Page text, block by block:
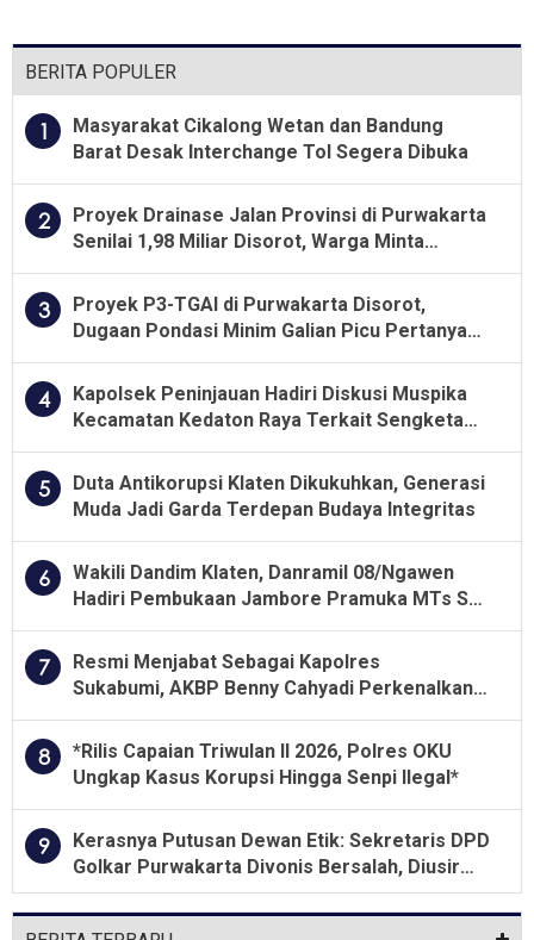
BERITA POPULER
1
Masyarakat Cikalong Wetan dan Bandung
Barat Desak Interchange Tol Segera Dibuka
2
Proyek Drainase Jalan Provinsi di Purwakarta
Senilai 1,98 Miliar Disorot, Warga Minta
Kualitas Pekerjaan Diawasi Ketat
3
Proyek P3-TGAI di Purwakarta Disorot,
Dugaan Pondasi Minim Galian Picu Pertanyaan
Besar soal Pengawasan
4
Kapolsek Peninjauan Hadiri Diskusi Muspika
Kecamatan Kedaton Raya Terkait Sengketa
Lahan Kelompok Tani Dengan PT. GNS
5
Duta Antikorupsi Klaten Dikukuhkan, Generasi
Muda Jadi Garda Terdepan Budaya Integritas
6
Wakili Dandim Klaten, Danramil 08/Ngawen
Hadiri Pembukaan Jambore Pramuka MTs Se-
Jawa Tengah 2026
7
Resmi Menjabat Sebagai Kapolres
Sukabumi, AKBP Benny Cahyadi Perkenalkan
Program Unggulan
8
*Rilis Capaian Triwulan II 2026, Polres OKU
Ungkap Kasus Korupsi Hingga Senpi Ilegal*
9
Kerasnya Putusan Dewan Etik: Sekretaris DPD
Golkar Purwakarta Divonis Bersalah, Diusir
Dari Jabatan Selama Empat Tahun